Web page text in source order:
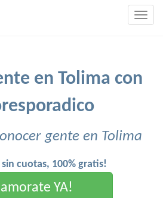
en Tolima con
gente en Tolima
cuotas, 100% gratis!
YA!